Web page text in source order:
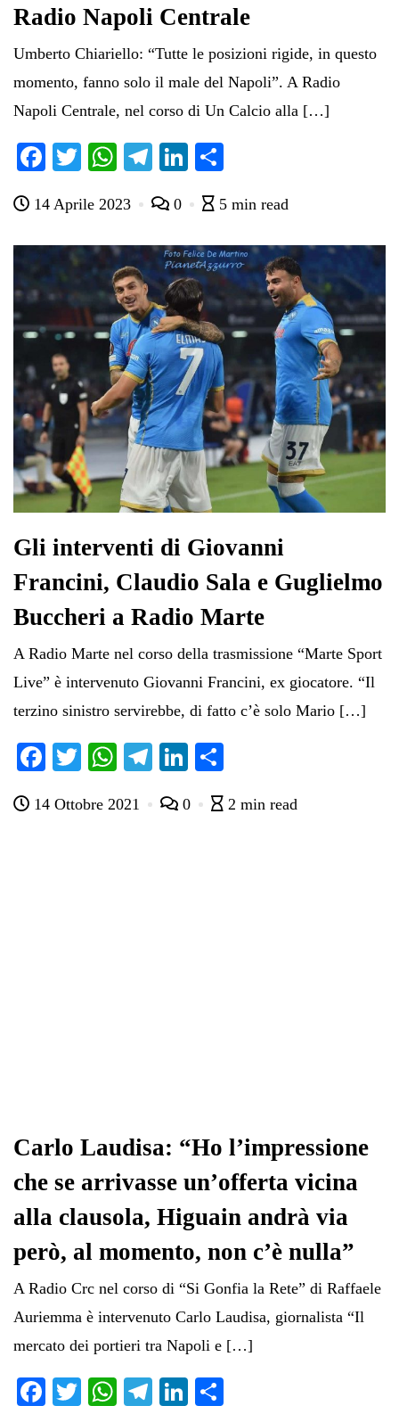
Radio Napoli Centrale
Umberto Chiariello: “Tutte le posizioni rigide, in questo
momento, fanno solo il male del Napoli”. A Radio
Napoli Centrale, nel corso di Un Calcio alla […]
Fa
bo
ok
T
tte
r
W
ts
A
pp
Te
gr
a
m
Li
ed
In
di
vi
di
14 Aprile 2023 0 5 min read
Gli interventi di Giovanni
Francini, Claudio Sala e Guglielmo
Buccheri a Radio Marte
A Radio Marte nel corso della trasmissione “Marte Sport
Live” è intervenuto Giovanni Francini, ex giocatore. “Il
terzino sinistro servirebbe, di fatto c’è solo Mario […]
Fa
bo
T
tte
W
ts
Te
gr
Li
ed di
14 Ottobre 2021 0 2 min read
Carlo Laudisa: “Ho l’impressione
che se arrivasse un’offerta vicina
alla clausola, Higuain andrà via
però, al momento, non c’è nulla”
A Radio Crc nel corso di “Si Gonfia la Rete” di Raffaele
Auriemma è intervenuto Carlo Laudisa, giornalista “Il
mercato dei portieri tra Napoli e […]
Fa T
W
Te
Li